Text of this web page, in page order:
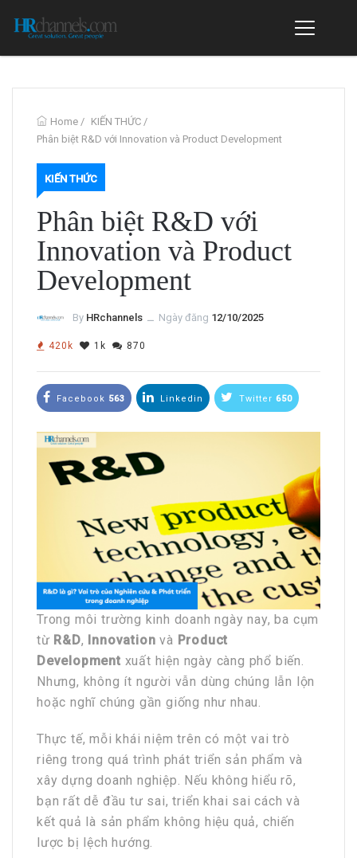
Home / KIẾN THỨC /
Phân biệt R&D với Innovation và Product Development
KIẾN THỨC
Phân biệt R&D với
Innovation và Product
Development
By HRchannels ــ Ngày đăng 12/10/2025
420k 1k 870
Facebook 563 Linkedin Twitter 650
Trong môi trường kinh doanh ngày nay, ba cụm
từ R&D, Innovation và Product
Development xuất hiện ngày càng phổ biến.
Nhưng, không ít người vẫn dùng chúng lẫn lộn
hoặc nghĩ chúng gần giống như nhau.
Thực tế, mỗi khái niệm trên có một vai trò
riêng trong quá trình phát triển sản phẩm và
xây dựng doanh nghiệp. Nếu không hiểu rõ,
bạn rất dễ đầu tư sai, triển khai sai cách và
kết quả là sản phẩm không hiệu quả, chiến
lược bị lệch hướng.